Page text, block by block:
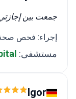
جمعت بين
إجراء: فحص صحة
مستشفى:
Igor